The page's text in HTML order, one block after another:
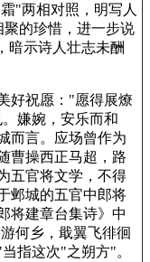
"两相对照，明写人
的珍惜，进一步说
暗示诗人壮志未酬
好祝愿："愿得展燎
嫌婉，安乐而和
而言。应场曾作为
曹操西正马超，路
五官将文学，不得
邺城的五官中郎将
将建章台集诗》中
何乡，戢翼飞徘徊
指这次"之朔方"。